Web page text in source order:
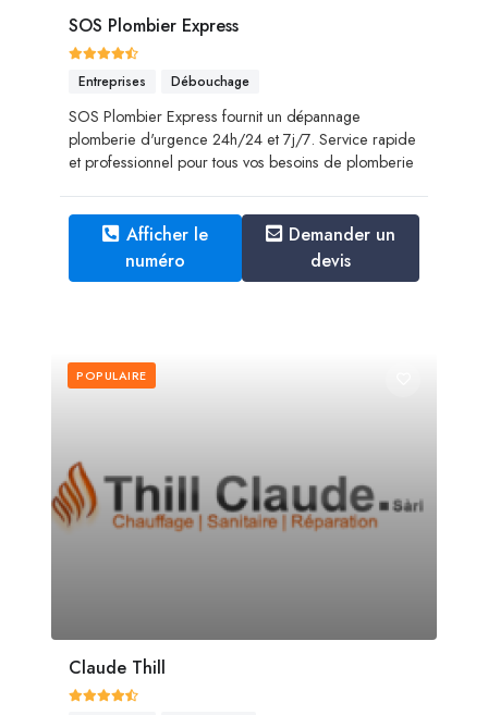
SOS Plombier Express
Entreprises Débouchage
SOS Plombier Express fournit un dépannage
plomberie d'urgence 24h/24 et 7j/7. Service rapide
et professionnel pour tous vos besoins de plomberie
Afficher le
numéro
Demander un
devis
POPULAIRE
Claude Thill